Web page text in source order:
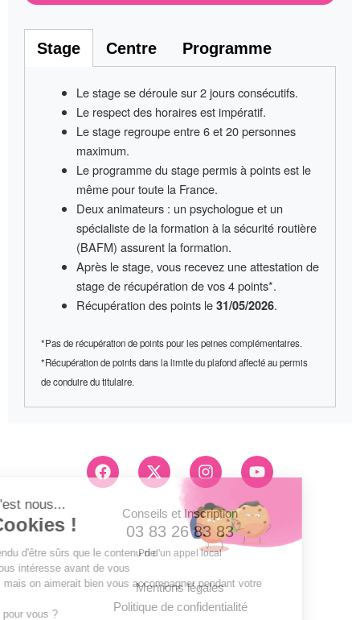
Stage Centre Programme
Le stage se déroule sur2 jours consécutifs.
Le respect des horaires est impératif.
Le stage regroupe entre6 et 20 personnes
maximum.
Le programme du stage permis à pointsest le
même pour toute la France.
Deux animateurs: un psychologue et un
spécialiste de la formation à la sécurité routière
(BAFM) assurent la formation.
Après le stage, vous recevez uneattestation de
stagede récupération de vos 4 points*.
Récupération des points le 31/05/2026.
*Pas de récupération de points pour les peines complémentaires.
*Récupération de points dans la limite du plafond affecté au permis
de conduire du titulaire.
F
a
o
k
X
-
w
i
t
r
I
n
t
a
g
r
m
Y
o
t
u
b
Conseils et Inscription
03 83 26 83 83
Pri d'un appel local
Mentions légales
Politique de confidentialité